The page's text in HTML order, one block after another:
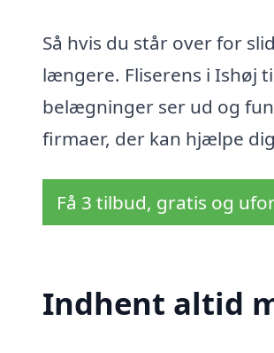
Så hvis du står over for
længere. Fliserens i Ishøj
belægninger ser ud og
firmaer, der kan hjælpe
Få 3 tilbud, gratis og
Indhent altid